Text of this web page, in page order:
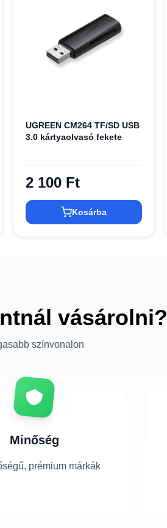
UGREEN CM264 TF/SD USB
3.0 kártyaolvasó fekete
2 100 Ft
Kosárba
vásárolni?
színvonalon
Minőség
prémium márkák